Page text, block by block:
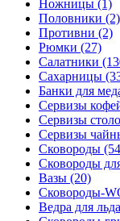
Ножницы (1)
Половники (2)
Противни (2)
Рюмки (27)
Салатники
Сахарницы
Банки для
Сервизы
Сервизы
Сервизы
Сковороды
Сковороды
Вазы (20)
Сковороды-
Ведра для